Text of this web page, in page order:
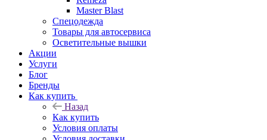
Master Blast
Спецодежда
Товары для автосервиса
Осветительные вышки
Акции
Услуги
Блог
Бренды
Как купить
Назад
Как купить
Условия оплаты